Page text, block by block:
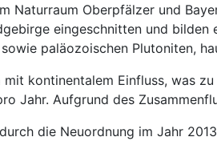
Oberpfälzer und
eingeschnitten und
paläozoischen Plutoniten,
kontinentalem Einfluss, was
Jahr. Aufgrund des
die Neuordnung im Jahr